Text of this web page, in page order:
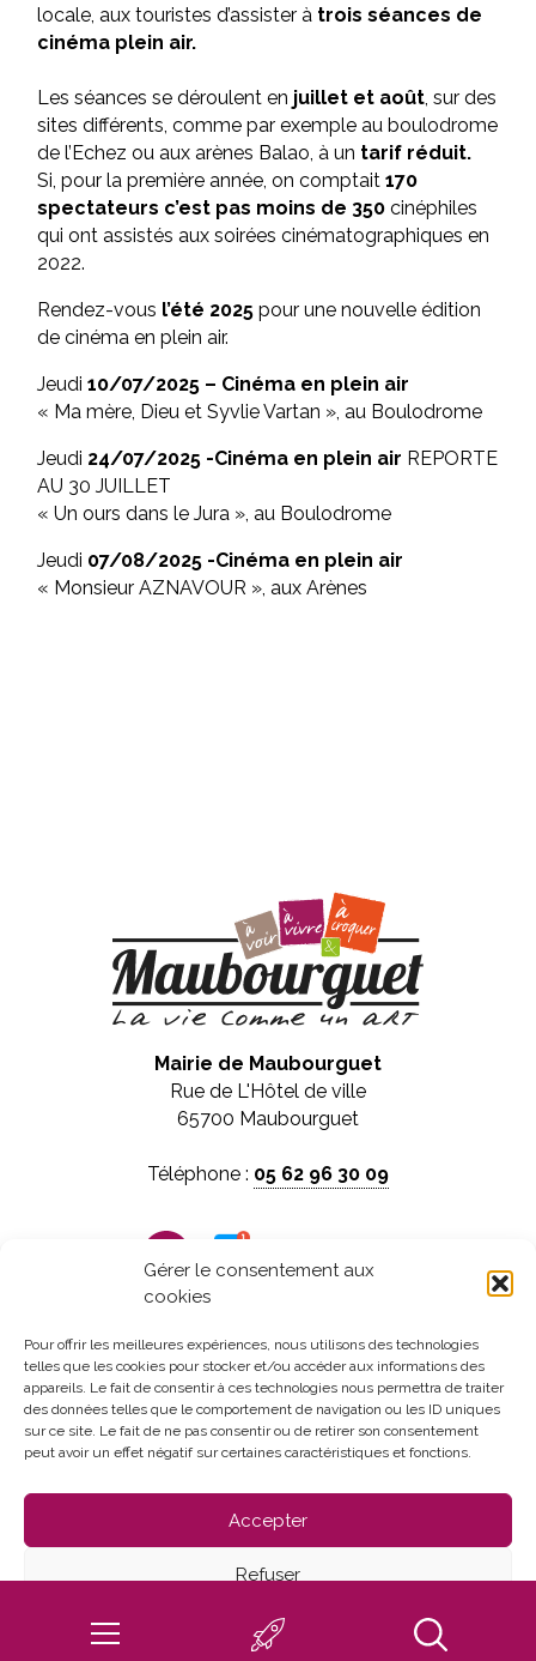
Gérer le consentement aux
cookies
Pour offrir les meilleures expériences, nous utilisons des technologies
telles que les cookies pour stocker et/ou accéder aux informations des
appareils. Le fait de consentir à ces technologies nous permettra de traiter
des données telles que le comportement de navigation ou les ID uniques
sur ce site. Le fait de ne pas consentir ou de retirer son consentement
peut avoir un effet négatif sur certaines caractéristiques et fonctions.
Accepter
Refuser
Voir les préférences
locale, aux touristes d’assister àtrois séances de
cinéma plein air.
Les séances se déroulent en juillet et août, sur des
sites différents, comme par exemple au boulodrome
de l’Echez ou aux arènes Balao, à un tarif réduit.
Si, pour la première année, on comptait 170
spectateurs c’est pas moins de 350cinéphiles
qui ont assistés aux soirées cinématographiques en
2022.
Rendez-vous l’été 2025pour une nouvelle édition
de cinéma en plein air.
Jeudi 10/07/2025 – Cinéma en plein air
« Ma mère, Dieu et Syvlie Vartan », au Boulodrome
Jeudi 24/07/2025 -Cinéma en plein air REPORTE
AU 30 JUILLET
« Un ours dans le Jura », au Boulodrome
Jeudi 07/08/2025 -Cinéma en plein air
« Monsieur AZNAVOUR », aux Arènes
Mairie de Maubourguet
Rue de L'Hôtel de ville
65700 Maubourguet
Téléphone : 05 62 96 30 09
Du lundi au vendredi
de 8h30 à 12h et de 13h30 à 17h30
Mentions Légales
Politique de cookies (UE)